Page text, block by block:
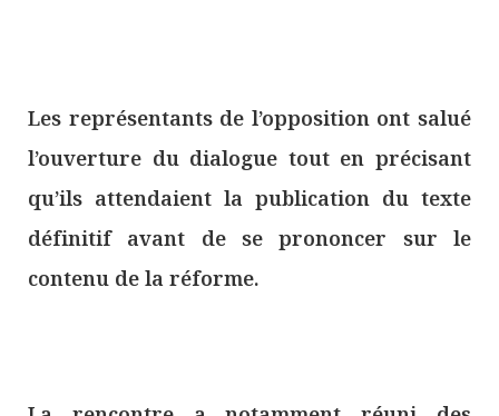
Les représentants de l’opposition ont salué
l’ouverture du dialogue tout en précisant
qu’ils attendaient la publication du texte
définitif avant de se prononcer sur le
contenu de la réforme.